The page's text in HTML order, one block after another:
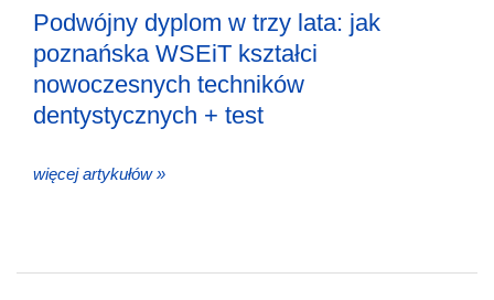
Podwójny dyplom w trzy lata: jak
poznańska WSEiT kształci
nowoczesnych techników
dentystycznych + test
więcej artykułów »